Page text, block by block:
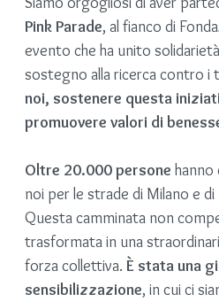
Pink Parade, al fianco di
evento che ha unito
sostegno alla ricerca contro i
noi, sostenere questa
promuovere valori di
Oltre 20.000 persone hanno
noi per le strade di Milano e
Questa camminata non
trasformata in una
forza collettiva. È stata una
sensibilizzazione, in cui ci